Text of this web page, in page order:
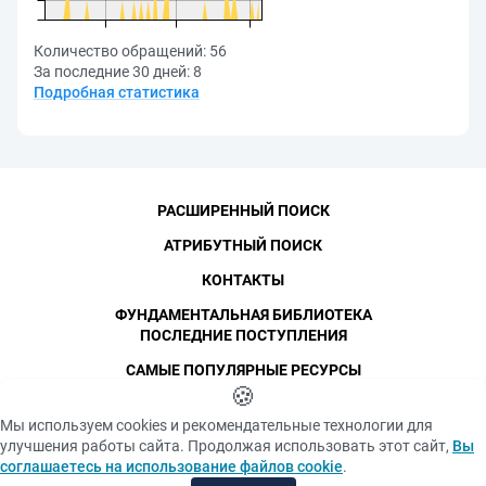
Количество обращений: 56
За последние 30 дней:8
Подробная статистика
СПбПУ, 1996-2026
Авторские права и персональные данные
Фотографии размещены с согласия
изображённых лиц в соответствии
с требованиями законодательства
Политика конфиденциальности
Положение об использовании «cookie» файлов
РАСШИРЕННЫЙ ПОИСК
АТРИБУТНЫЙ ПОИСК
КОНТАКТЫ
ФУНДАМЕНТАЛЬНАЯ БИБЛИОТЕКА
ПОСЛЕДНИЕ ПОСТУПЛЕНИЯ
САМЫЕ ПОПУЛЯРНЫЕ РЕСУРСЫ
🍪
Мы используем cookies и рекомендательные технологии для
улучшения работы сайта. Продолжая использовать этот сайт, Вы
соглашаетесь на использование файлов cookie.